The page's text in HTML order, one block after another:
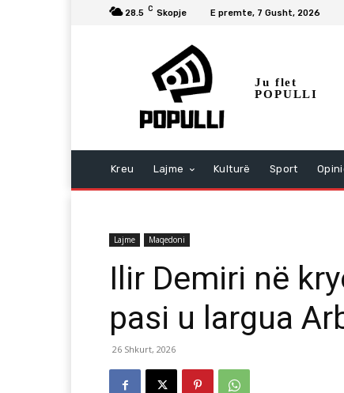
28.5 C Skopje E premte, 7 Gusht, 2026
Ju flet
POPULLI
Kreu Lajme Kulturë Sport
Lajme Maqedoni
Ilir Demiri në
pasi u largua
26 Shkurt, 2026